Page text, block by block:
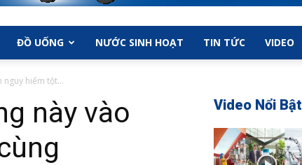
ĐỒ UỐNG NƯỚC SINH HOẠT TIN TỨC VIDEO
nguy hiểm tột...
này vào
Video Nổi Bật